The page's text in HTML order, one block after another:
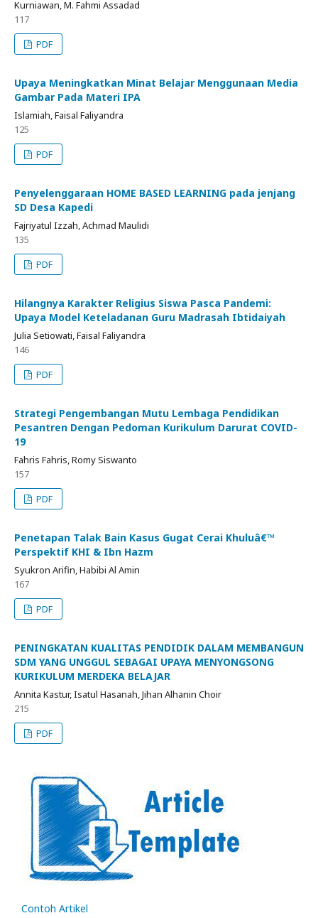
Kurniawan, M. Fahmi Assadad
117
PDF
Upaya Meningkatkan Minat Belajar Menggunaan Media
Gambar Pada Materi IPA
Islamiah, Faisal Faliyandra
125
PDF
Penyelenggaraan HOME BASED LEARNING pada jenjang
SD Desa Kapedi
Fajriyatul Izzah, Achmad Maulidi
135
PDF
Hilangnya Karakter Religius Siswa Pasca Pandemi:
Upaya Model Keteladanan Guru Madrasah Ibtidaiyah
Julia Setiowati, Faisal Faliyandra
146
PDF
Strategi Pengembangan Mutu Lembaga Pendidikan
Pesantren Dengan Pedoman Kurikulum Darurat COVID-
19
Fahris Fahris, Romy Siswanto
157
PDF
Penetapan Talak Bain Kasus Gugat Cerai Khuluâ€™
Perspektif KHI & Ibn Hazm
Syukron Arifin, Habibi Al Amin
167
PDF
PENINGKATAN KUALITAS PENDIDIK DALAM MEMBANGUN
SDM YANG UNGGUL SEBAGAI UPAYA MENYONGSONG
KURIKULUM MERDEKA BELAJAR
Annita Kastur, Isatul Hasanah, Jihan Alhanin Choir
215
PDF
Contoh Artikel